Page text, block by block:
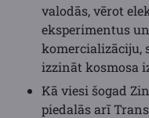
valodās, vērot
eksperimentus
komercializāciju,
izzināt kosmosa
Kā viesi šogad
piedalās arī